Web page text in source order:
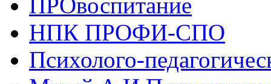
ПРОвоспитание
НПК ПРОФИ-СПО
Психолого-